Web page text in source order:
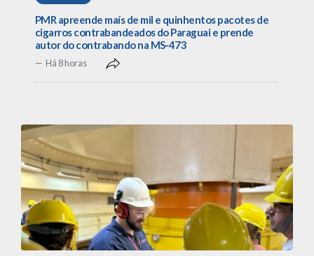
PMR apreende maís de mil e quinhentos pacotes de
cigarros contrabandeados do Paraguai e prende
autor do contrabando na MS-473
Há 8 horas